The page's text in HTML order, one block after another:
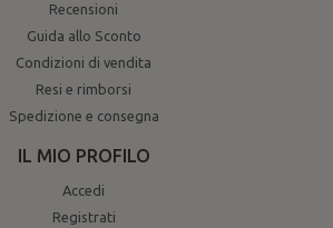
Recensioni
Guida allo Sconto
Condizioni di vendita
Resi e rimborsi
Spedizione e consegna
IL MIO PROFILO
Accedi
Registrati